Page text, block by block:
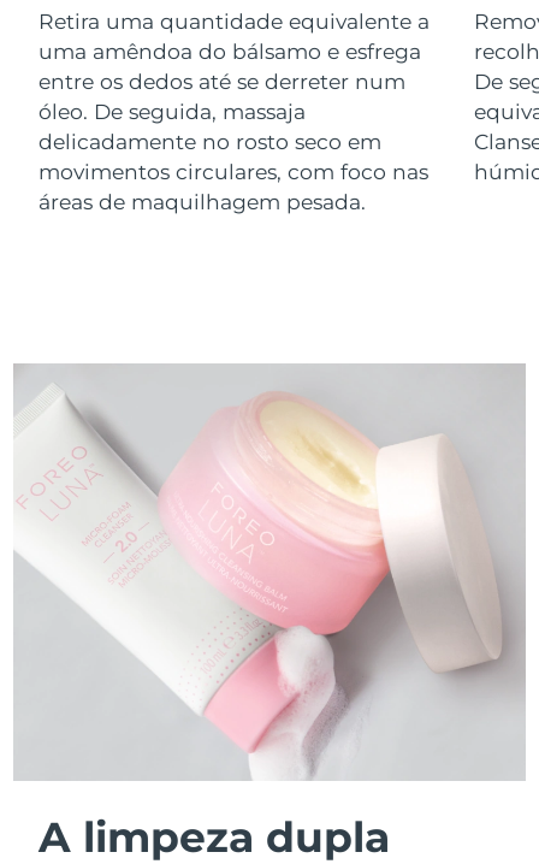
Retira uma quantidade equivalente a
uma amêndoa do bálsamo e esfrega
entre os dedos até se derreter num
óleo. De seguida, massaja
delicadamente no rosto seco em
movimentos circulares, com foco nas
áreas de maquilhagem pesada.
De
A limpeza dupla